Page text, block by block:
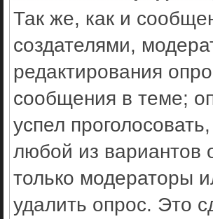
Так же, как и
создателями,
редактирования
сообщения в теме;
успел
любой из вариантов
только модераторы
удалить опрос. Это